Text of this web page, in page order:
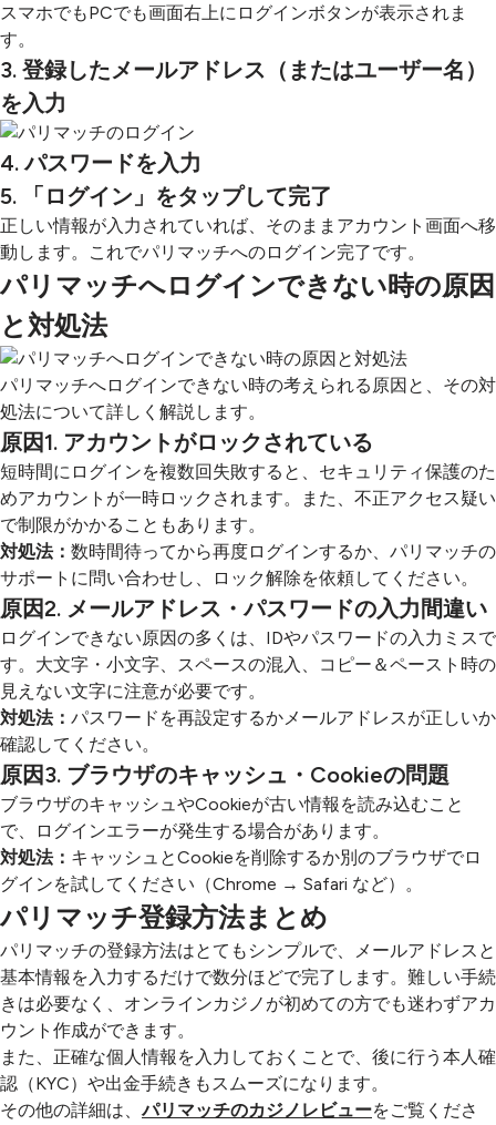
スマホでもPCでも画面右上にログインボタンが表示されま
す。
3. 登録したメールアドレス（またはユーザー名）
を入力
4. パスワードを入力
5. 「ログイン」をタップして完了
正しい情報が入力されていれば、そのままアカウント画面へ移
動します。これでパリマッチへのログイン完了です。
パリマッチへログインできない時の原因
と対処法
パリマッチへログインできない時の考えられる原因と、その対
処法について詳しく解説します。
原因1. アカウントがロックされている
短時間にログインを複数回失敗すると、セキュリティ保護のた
めアカウントが一時ロックされます。また、不正アクセス疑い
で制限がかかることもあります。
対処法： 数時間待ってから再度ログインするか、パリマッチの
サポートに問い合わせし、ロック解除を依頼してください。
原因2. メールアドレス・パスワードの入力間違い
ログインできない原因の多くは、IDやパスワードの入力ミスで
す。大文字・小文字、スペースの混入、コピー＆ペースト時の
見えない文字に注意が必要です。
対処法： パスワードを再設定するかメールアドレスが正しいか
確認してください。
原因3. ブラウザのキャッシュ・Cookieの問題
ブラウザのキャッシュやCookieが古い情報を読み込むこと
で、ログインエラーが発生する場合があります。
対処法： キャッシュとCookieを削除するか別のブラウザでロ
グインを試してください（Chrome → Safari など）。
パリマッチ登録方法まとめ
パリマッチの登録方法はとてもシンプルで、メールアドレスと
基本情報を入力するだけで数分ほどで完了します。難しい手続
きは必要なく、オンラインカジノが初めての方でも迷わずアカ
ウント作成ができます。
また、正確な個人情報を入力しておくことで、後に行う本人確
認（KYC）や出金手続きもスムーズになります。
その他の詳細は、パリマッチのカジノレビューをご覧くださ